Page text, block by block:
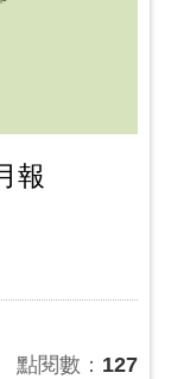
報
點閱數： 127